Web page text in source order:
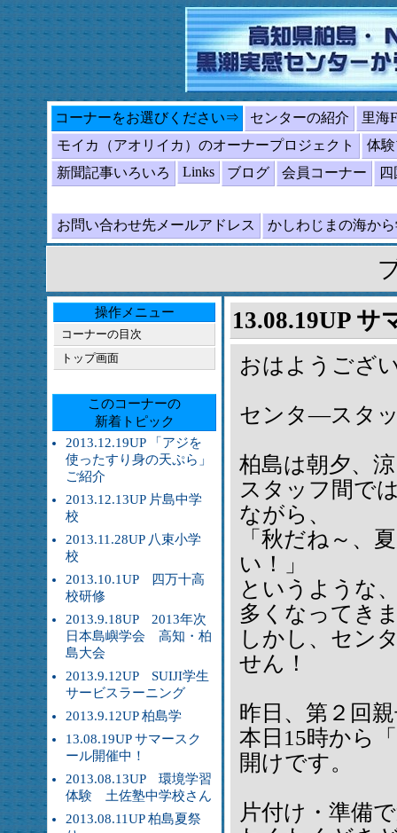
コーナーをお選びください⇒ センターの紹介
里海
モイカ（アオリイカ）のオーナープロジェクト
体
新聞記事いろいろ
Links ブログ 会員コーナー
お問い合わせ先メールアドレス かしわじまの海か
操作メニュー
コーナーの目次
トップ画面
このコーナーの
新着トピック
2013.12.19UP 「アジを
使ったすり身の天ぷら」
ご紹介
2013.12.13UP 片島中学
校
2013.11.28UP 八束小学
校
2013.10.1UP 四万十高
校研修
2013.9.18UP 2013年次
日本島嶼学会 高知・柏
島大会
2013.9.12UP SUIJI学生
サービスラーニング
2013.9.12UP 柏島学
13.08.19UP サマースク
ール開催中！
2013.08.13UP 環境学習
体験 土佐塾中学校さん
2013.08.11UP 柏島夏祭
13.08.19UP サ
おはようござ
センタ―スタ
柏島は朝夕、
スタッフ間で
ながら、
「秋だね～、
い！」
というような
多くなってき
しかし、セン
せん！
昨日、第２回
本日15時から
開けです。
片付け・準備